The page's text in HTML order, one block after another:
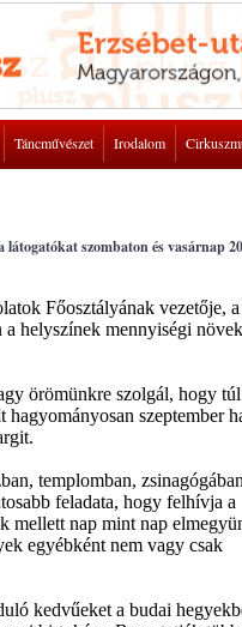
Táncművészet Irodalom
szombaton és vasárnap
Főosztályának vezetője, a
helyszínek mennyiségi
örömünkre szolgál, hogy
szeptember
templomban,
feladata, hogy felhívja a
mellett nap mint nap
egyébként nem vagy csak
kedvűeket a budai